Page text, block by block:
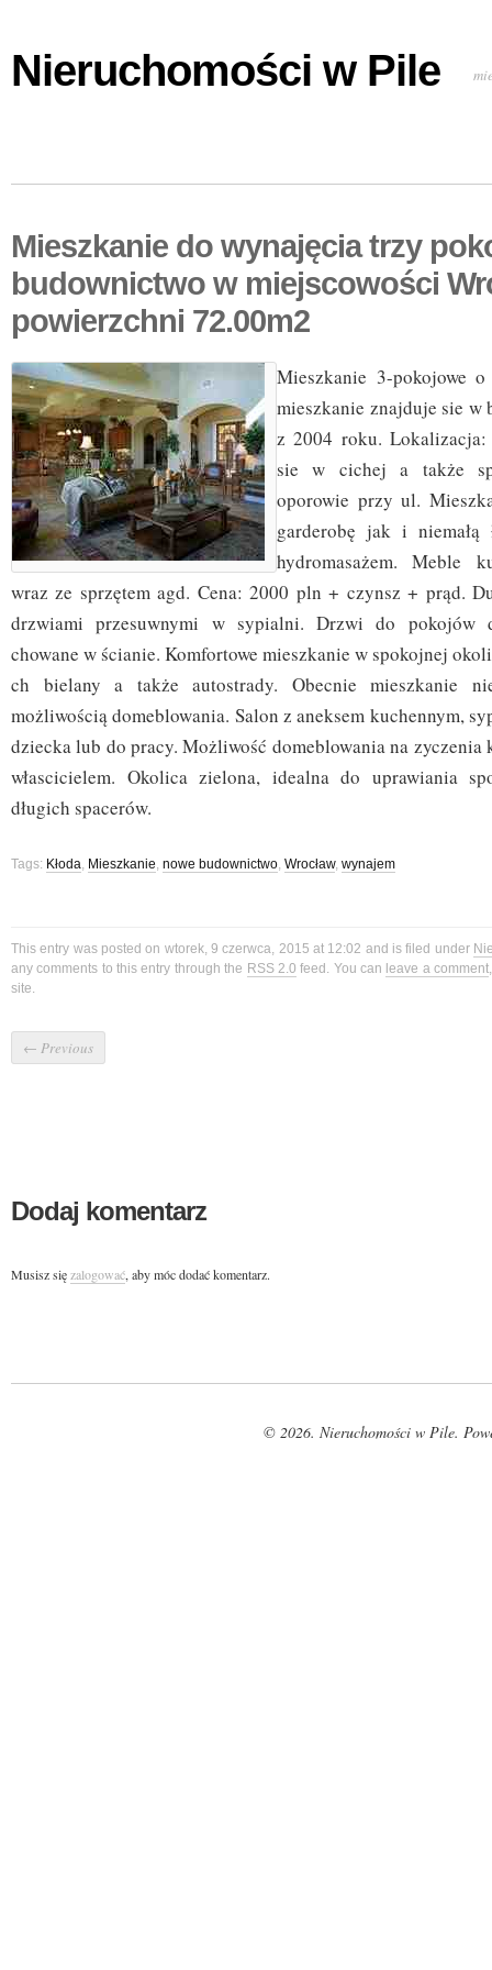
Nieruchomości w Pile
Mieszkanie do wynajęcia trzy
budownictwo w miejscowości
powierzchni 72.00m2
Mieszkanie 3-pokojowe
mieszkanie znajduje sie
z 2004 roku. Lokalizacja:
sie w cichej a także
oporowie przy ul.
garderobę jak i
hydromasażem. Meble
wraz ze sprzętem agd. Cena: 2000 pln + czynsz + prąd.
drzwiami przesuwnymi w sypialni. Drzwi do pokojów
chowane w ścianie. Komfortowe mieszkanie w spokojnej
ch bielany a także autostrady. Obecnie mieszkanie
możliwością domeblowania. Salon z aneksem kuchennym,
dziecka lub do pracy. Możliwość domeblowania na zyczenia
włascicielem. Okolica zielona, idealna do uprawiania
długich spacerów.
Tags: Kłoda, Mieszkanie, nowe budownictwo, Wrocław, wynajem
This entry was posted on wtorek, 9 czerwca, 2015 at 12:02 and is filed under
any comments to this entry through the RSS 2.0 feed. You can leave a comment
site.
← Previous
Dodaj komentarz
Musisz sięzalogować, aby móc dodać komentarz.
© 2026. Nieruchomości w Pile.